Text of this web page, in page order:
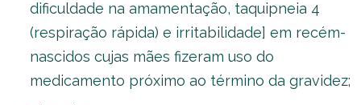
dificuldade na amamentação, taquipneia 4
(respiração rápida) e irritabilidade] em recém-
nascidos cujas mães fizeram uso do
medicamento próximo ao término da gravidez;